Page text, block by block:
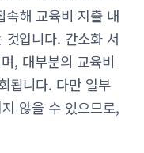
속해 교육비 지출 내
입니다. 간소화 서
, 대부분의 교육비
됩니다. 다만 일부
않을 수 있으므로,